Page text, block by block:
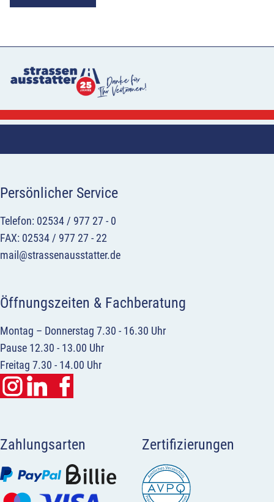
Persönlicher Service
Telefon: 02534 / 977 27 - 0
FAX: 02534 / 977 27 - 22
mail@strassenausstatter.de
Öffnungszeiten & Fachberatung
Montag – Donnerstag 7.30 - 16.30 Uhr
Pause 12.30 - 13.00 Uhr
Freitag 7.30 - 14.00 Uhr
Zahlungsarten Zertifizierungen